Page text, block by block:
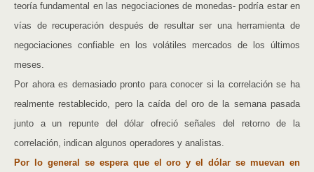
teoría fundamental en las negociaciones de monedas- podría estar en
vías de recuperación después de resultar ser una herramienta de
negociaciones confiable en los volátiles mercados de los últimos
meses.
Por ahora es demasiado pronto para conocer si la correlación se ha
realmente restablecido, pero la caída del oro de la semana pasada
junto a un repunte del dólar ofreció señales del retorno de la
correlación, indican algunos operadores y analistas.
Por lo general se espera que el oro y el dólar se muevan en